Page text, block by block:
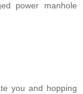
power manhole
you and hopping